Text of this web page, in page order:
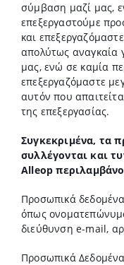
σύμβαση μαζί μας,
επεξεργαστούμε
και
απολύτως αναγκαία
μας, ενώ σε καμία
επεξεργαζόμαστε
αυτόν που
της επεξεργασίας.
Συγκεκριμένα, τα
συλλέγονται και
Alleop
Προσωπικά
όπως
διεύθυνση e-mail,
Προσωπικά